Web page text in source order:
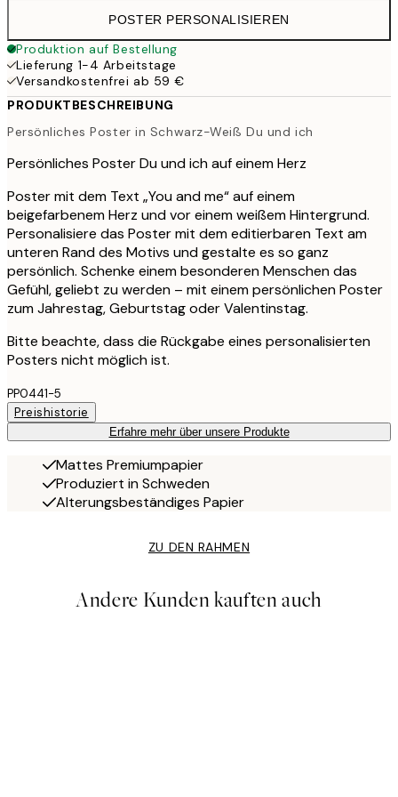
POSTER PERSONALISIEREN
Produktion auf Bestellung
Lieferung 1-4 Arbeitstage
Versandkostenfrei ab 59 €
PRODUKTBESCHREIBUNG
Persönliches Poster in Schwarz-Weiß Du und ich
Persönliches Poster Du und ich auf einem Herz
Poster mit dem Text „You and me“ auf einem
beigefarbenem Herz und vor einem weißem Hintergrund.
Personalisiere das Poster mit dem editierbaren Text am
unteren Rand des Motivs und gestalte es so ganz
persönlich. Schenke einem besonderen Menschen das
Gefühl, geliebt zu werden – mit einem persönlichen Poster
zum Jahrestag, Geburtstag oder Valentinstag.
Bitte beachte, dass die Rückgabe eines personalisierten
Posters nicht möglich ist.
PP0441-5
Preishistorie
Erfahre mehr über unsere Produkte
Mattes Premiumpapier
Produziert in Schweden
Alterungsbeständiges Papier
ZU DEN RAHMEN
Andere Kunden kauften auch